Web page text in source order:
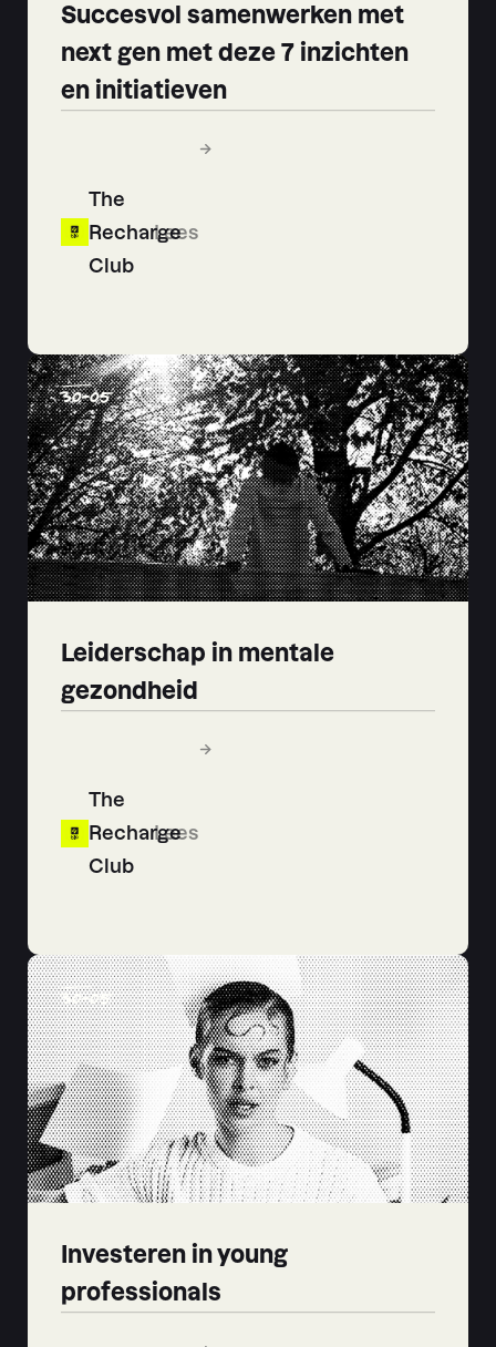
Succesvol samenwerken met
next gen met deze 7 inzichten
en initiatieven
The
Recharge
Club
Lees
Leiderschap in mentale
gezondheid
The
Recharge
Club
Lees
30-05
Investeren in young
professionals
30-05